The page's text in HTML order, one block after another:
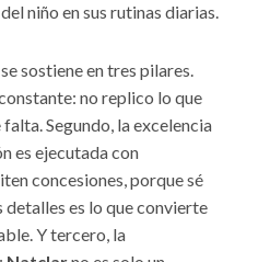
niño en sus rutinas diarias.
sostiene en tres pilares.
no replico lo que
Segundo, la excelencia
es ejecutada con
concesiones, porque sé
detalles es lo que convierte
Y tercero, la